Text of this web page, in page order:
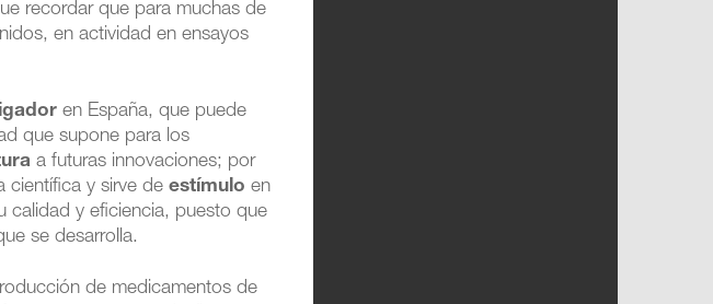
recordar que para muchas de
en actividad en ensayos
en España, que puede
que supone para los
a futuras innovaciones; por
científica y sirve deestímulo en
calidad y eficiencia, puesto que
se desarrolla.
de medicamentos de